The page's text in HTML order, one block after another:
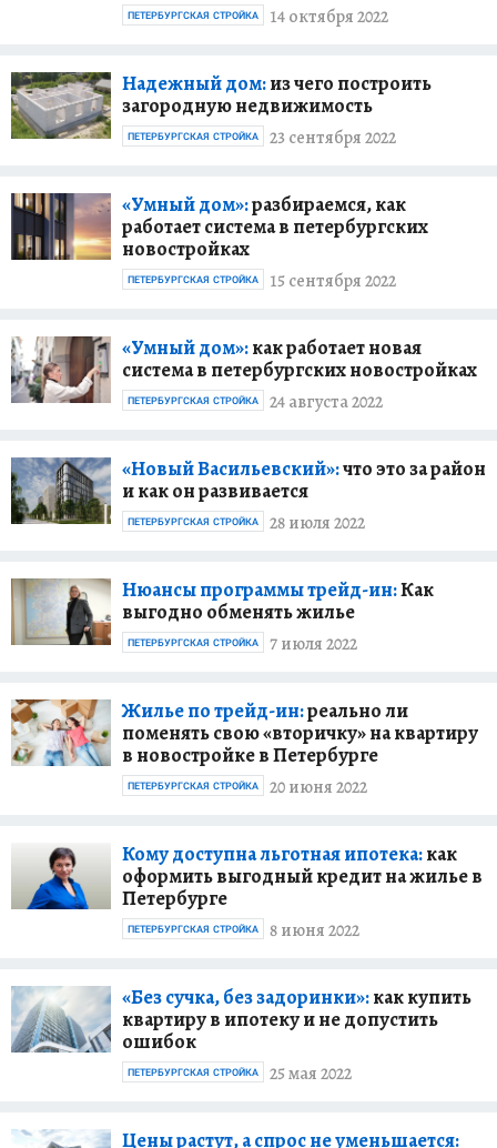
14 октября 2022
ПЕТЕРБУРГСКАЯ СТРОЙКА
Надежный дом:из чего построить
загородную недвижимость
23 сентября 2022
ПЕТЕРБУРГСКАЯ СТРОЙКА
«Умный дом»:разбираемся, как
работает система в петербургских
новостройках
15 сентября 2022
ПЕТЕРБУРГСКАЯ СТРОЙКА
«Умный дом»:как работает новая
система в петербургских новостройках
24 августа 2022
ПЕТЕРБУРГСКАЯ СТРОЙКА
«Новый Васильевский»:что это за район
и как он развивается
28 июля 2022
ПЕТЕРБУРГСКАЯ СТРОЙКА
Нюансы программы трейд-ин:Как
выгодно обменять жилье
7 июля 2022
ПЕТЕРБУРГСКАЯ СТРОЙКА
Жилье по трейд-ин:реально ли
поменять свою «вторичку» на квартиру
в новостройке в Петербурге
20 июня 2022
ПЕТЕРБУРГСКАЯ СТРОЙКА
Кому доступна льготная ипотека:как
оформить выгодный кредит на жилье в
Петербурге
8 июня 2022
ПЕТЕРБУРГСКАЯ СТРОЙКА
«Без сучка, без задоринки»:как купить
квартиру в ипотеку и не допустить
ошибок
25 мая 2022
ПЕТЕРБУРГСКАЯ СТРОЙКА
Цены растут, а спрос не уменьшается: